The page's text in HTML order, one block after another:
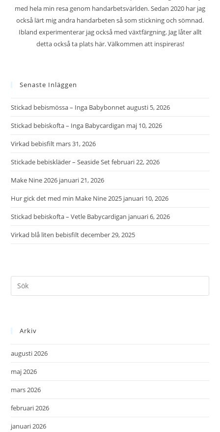
med hela min resa genom handarbetsvärlden. Sedan 2020 har jag
också lärt mig andra handarbeten så som stickning och sömnad.
Ibland experimenterar jag också med växtfärgning. Jag låter allt
detta också ta plats här. Välkommen att inspireras!
Senaste Inläggen
Stickad bebismössa – Inga Babybonnetaugusti 5, 2026
Stickad bebiskofta – Inga Babycardigan maj 10, 2026
Virkad bebisfilt mars 31, 2026
Stickade bebiskläder – Seaside Setfebruari 22, 2026
Make Nine 2026 januari 21, 2026
Hur gick det med min Make Nine 2025 januari 10, 2026
Stickad bebiskofta – Vetle Babycardigan januari 6, 2026
Virkad blå liten bebisfiltdecember 29, 2025
Arkiv
augusti 2026
maj 2026
mars 2026
februari 2026
januari 2026